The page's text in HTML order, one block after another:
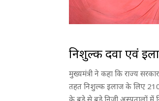
निशुल्क दवा एवं
मुख्यमंत्री ने कहा कि राज्य
तहत निशुल्क इलाज के लिए